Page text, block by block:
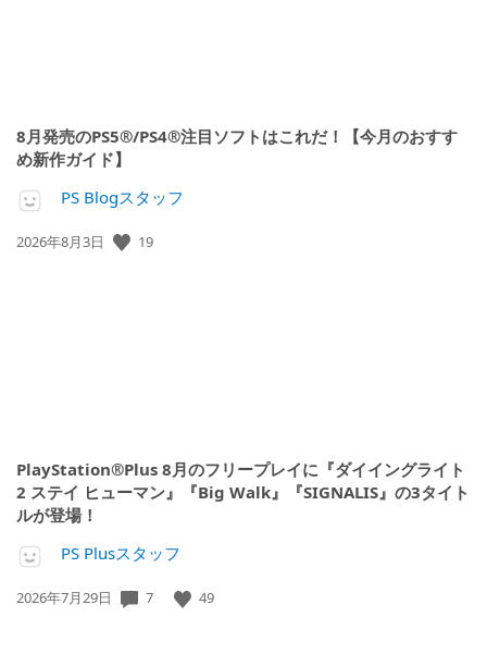
8月発売のPS5®/PS4®注目ソフトはこれだ！【今月のおすす
め新作ガイド】
PS Blogスタッフ
公
2026年8月3日 19
PlayStation®Plus 8月のフリープレイに『ダイイングライト
2 ステイ ヒューマン』『Big Walk』『SIGNALIS』の3タイト
ルが登場！
PS Plusスタッフ
公
2026年7月29日 7 49